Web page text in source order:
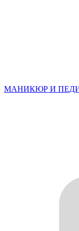
МАНИКЮР И